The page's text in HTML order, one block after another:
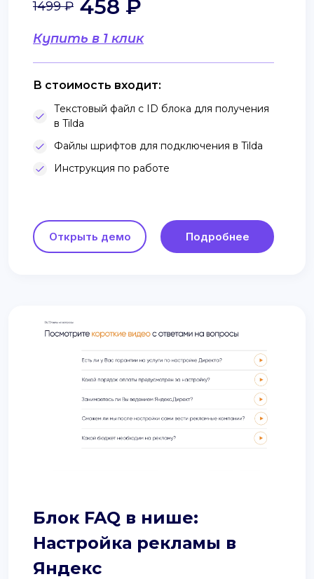
Купить в 1 клик
1499 ₽ 458 ₽
В стоимость входит:
Текстовый файл с ID блока для получения
в Tilda
Файлы шрифтов для подключения в Tilda
Инструкция по работе
Открыть демо Подробнее
Блок FAQ в нише:
Настройка рекламы в
Яндекс